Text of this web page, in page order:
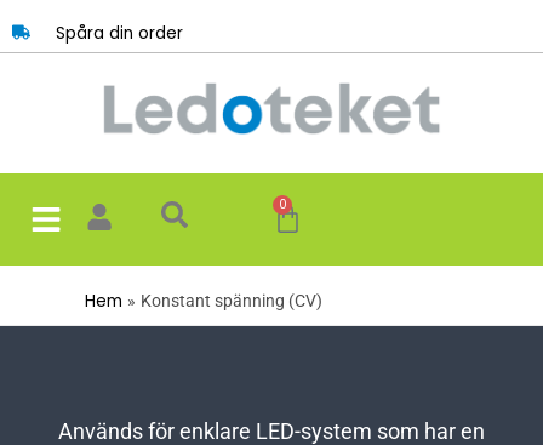
till
Spåra din order
0
Varukorg
Hem Konstant spänning (CV)
Används för enklare LED-system som har en